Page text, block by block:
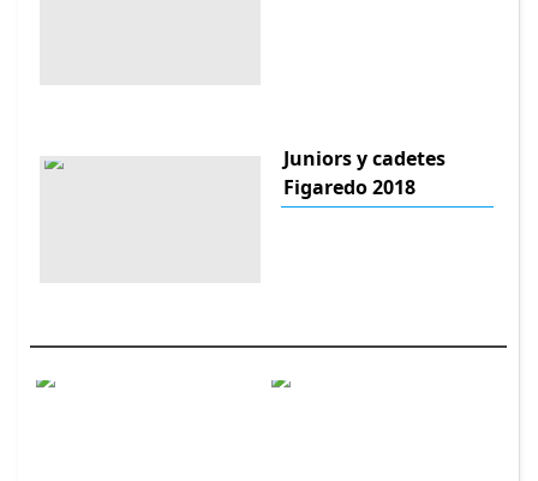
Juniors y cadetes
Figaredo 2018